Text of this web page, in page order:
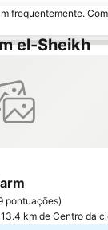
frequentemente.
el-Sheikh
favoritos
pontuações)
km de Centro da